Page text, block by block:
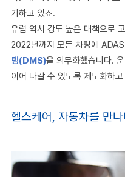
기하고 있죠.
유럽 역시 강도 높은 대책으로
2022년까지 모든 차량에 ADAS
템(DMS)을 의무화했습니다.
이어 나갈 수 있도록 제도화하
헬스케어 , 자동차를 만